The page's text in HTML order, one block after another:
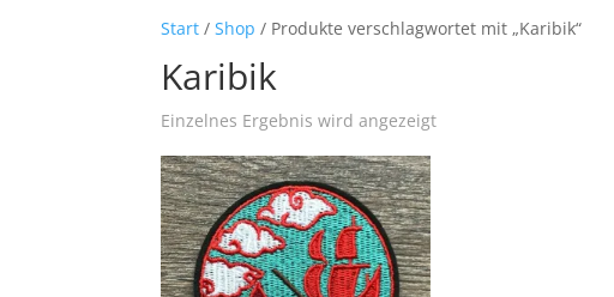
Start /Shop / Produkte verschlagwortet mit „Karibik“
Karibik
Einzelnes Ergebnis wird angezeigt